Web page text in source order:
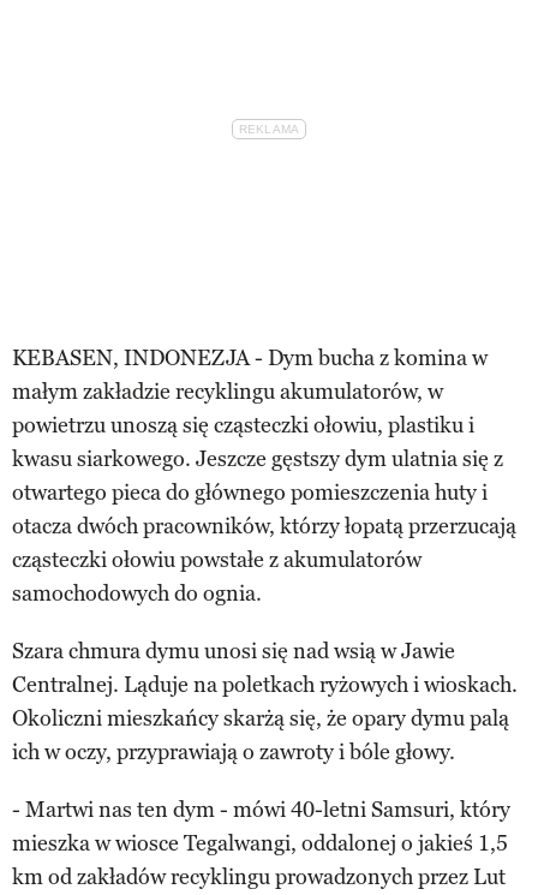
KEBASEN, INDONEZJA - Dym bucha z komina w
małym zakładzie recyklingu akumulatorów, w
powietrzu unoszą się cząsteczki ołowiu, plastiku i
kwasu siarkowego. Jeszcze gęstszy dym ulatnia się z
otwartego pieca do głównego pomieszczenia huty i
otacza dwóch pracowników, którzy łopatą przerzucają
cząsteczki ołowiu powstałe z akumulatorów
samochodowych do ognia.
Szara chmura dymu unosi się nad wsią w Jawie
Centralnej. Ląduje na poletkach ryżowych i wioskach.
Okoliczni mieszkańcy skarżą się, że opary dymu palą
ich w oczy, przyprawiają o zawroty i bóle głowy.
- Martwi nas ten dym - mówi 40-letni Samsuri, który
mieszka w wiosce Tegalwangi, oddalonej o jakieś 1,5
km od zakładów recyklingu prowadzonych przez Lut